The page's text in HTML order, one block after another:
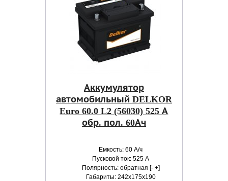
Аккумулятор
автомобильный DELKOR
Euro 60.0 L2 (56030) 525 А
обр. пол. 60Ач
Емкость: 60 А/ч
Пусковой ток: 525 А
Полярность: обратная [- +]
Габариты: 242x175x190